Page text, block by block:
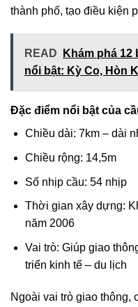
thành phố, tạo điều kiện
READ
Khám phá
nổi bật: Kỳ Co, Hòn
Đặc điểm nổi bật của
Chiều dài: 7km – dài
Chiều rộng: 14,5m
Số nhịp cầu: 54 nhịp
Thời gian xây dựng:
năm 2006
Vai trò: Giúp giao
triển kinh tế – du lịch
Ngoài vai trò giao thông,